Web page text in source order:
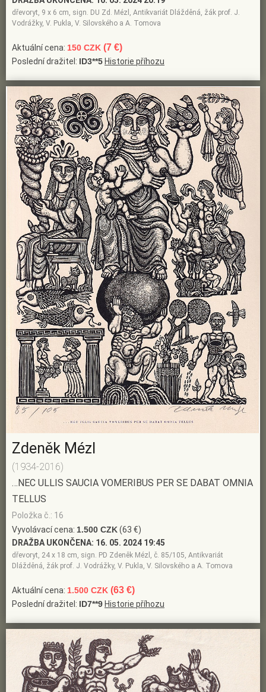
dřevoryt, 9 x 6 cm, sign. DU Zd. Mézl, Antikvariát Dlážděná, žák prof. J.
Vodrážky, V. Pukla, V. Silovského a A. Tomova
Aktuální cena: 150 CZK (7 €)
Poslední dražitel: ID3**5 Historie příhozu
Zdeněk Mézl
(1934-2016)
…NEC ULLIS SAUCIA VOMERIBUS PER SE DABAT OMNIA
TELLUS
Položka č.: 16
Vyvolávací cena: 1.500 CZK(63 €)
DRAŽBA UKONČENA: 16. 05. 2024 19:45
dřevoryt, 24 x 18 cm, sign. PD Zdeněk Mézl, č. 85/105, Antikvariát
Dlážděná, žák prof. J. Vodrážky, V. Pukla, V. Silovského a A. Tomova
Aktuální cena: 1.500 CZK (63 €)
Poslední dražitel: ID7**9 Historie příhozu